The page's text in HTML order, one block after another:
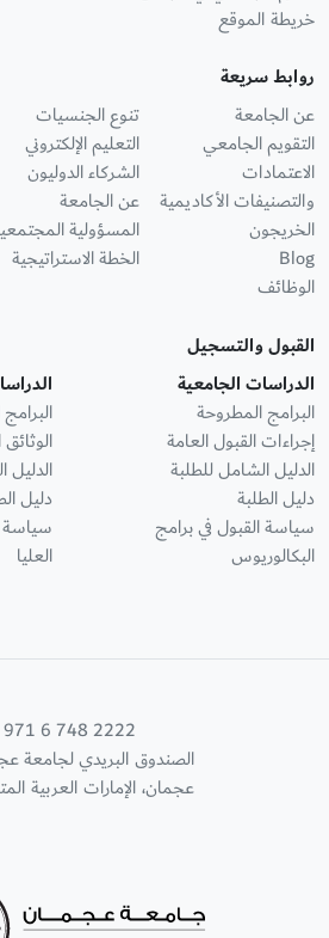
خريطة الموقع
روابط سريعة
عن الجامعة
التقويم الجامعي
الاعتمادات
والتصنيفات الأكاديمية
الخريجون
Blog
الوظائف
تنوع الجنسيات
التعليم الإلكتروني
الشركاء الدوليون
عن الجامعة
المسؤولية
الخطة الاستراتيجية
القبول والتسجيل
الدراسات الجامعية
البرامج المطروحة
إجراءات القبول العامة
الدليل الشامل للطلبة
دليل الطلبة
سياسة القبول في برامج
البكالوريوس
الدليل
دليل
سياسة
العليا
6 748 2222
الصندوق البريدي لجامعة
عجمان، الإمارات العربية